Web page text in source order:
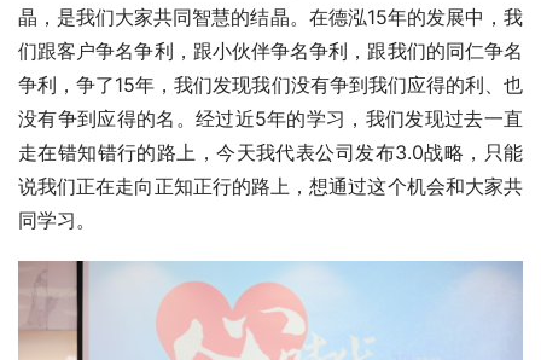
晶，是我们大家共同智慧的结晶。在德泓15年的发展中，我
们跟客户争名争利，跟小伙伴争名争利，跟我们的同仁争名
争利，争了15年，我们发现我们没有争到我们应得的利、也
没有争到应得的名。经过近5年的学习，我们发现过去一直
走在错知错行的路上，今天我代表公司发布3.0战略，只能
说我们正在走向正知正行的路上，想通过这个机会和大家共
同学习。